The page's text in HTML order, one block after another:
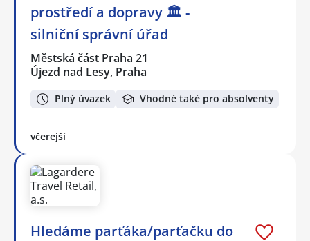
prostředí a dopravy 🏛️ -
silniční správní úřad
Městská část Praha 21
Újezd nad Lesy, Praha
Plný úvazek Vhodné také pro absolventy
včerejší
Hledáme parťáka/parťačku do